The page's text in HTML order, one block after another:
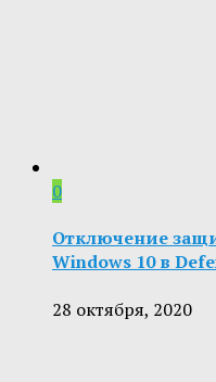
0
Отключение
Windows 10 в
28 октября, 2020